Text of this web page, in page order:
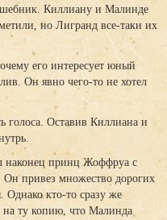
Киллиану и Малинде
но Лигранд все-таки их
его интересует юный
Он явно чего-то не хотел
голоса. Оставив Киллиана и
наконец принц Жоффруа с
привез множество дорогих
Однако кто-то сразу же
на ту копию, что Малинда